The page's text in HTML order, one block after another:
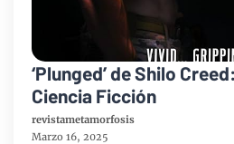
‘Plunged’ de Shilo
Ciencia Ficción
revistametamorfosis
Marzo 16, 2025